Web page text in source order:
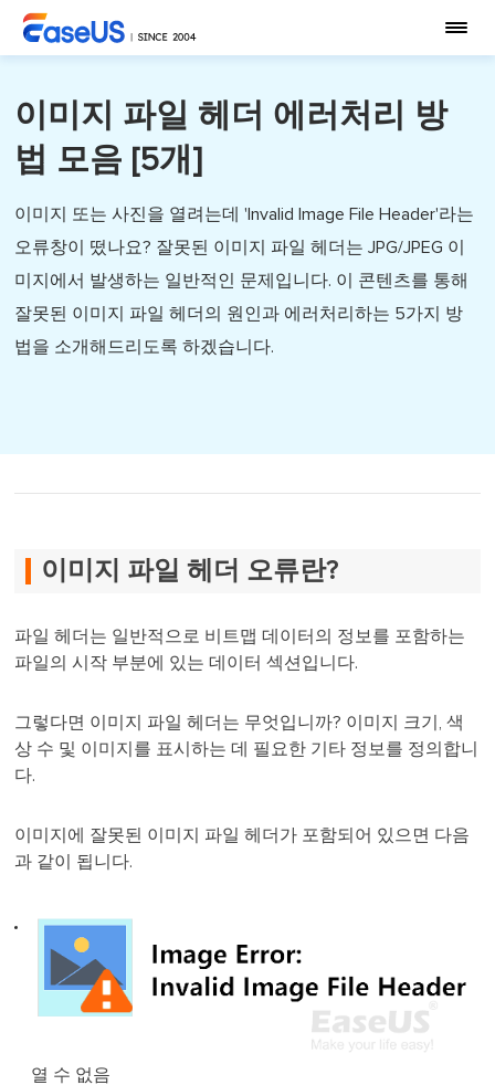
이미지 파일 헤더 에러처리 방
법 모음 [5개]
이미지 또는 사진을 열려는데 'Invalid Image File Header'라는
오류창이 떴나요? 잘못된 이미지 파일 헤더는 JPG/JPEG 이
미지에서 발생하는 일반적인 문제입니다. 이 콘텐츠를 통해
잘못된 이미지 파일 헤더의 원인과 에러처리하는 5가지 방
법을 소개해드리도록 하겠습니다.
이미지 파일 헤더 오류란?
파일 헤더는 일반적으로 비트맵 데이터의 정보를 포함하는
파일의 시작 부분에 있는 데이터 섹션입니다.
그렇다면 이미지 파일 헤더는 무엇입니까? 이미지 크기, 색
상 수 및 이미지를 표시하는 데 필요한 기타 정보를 정의합니
다.
이미지에 잘못된 이미지 파일 헤더가 포함되어 있으면 다음
과 같이 됩니다.
열 수 없음